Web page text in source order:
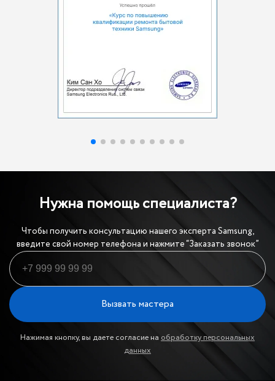
Нужна помощь специалиста?
Чтобы получить консультацию нашего эксперта Samsung,
введите свой номер телефона и нажмите “Заказать звонок”
Вызвать мастера
Нажимая кнопку, вы даете согласие на обработку персональных
данных